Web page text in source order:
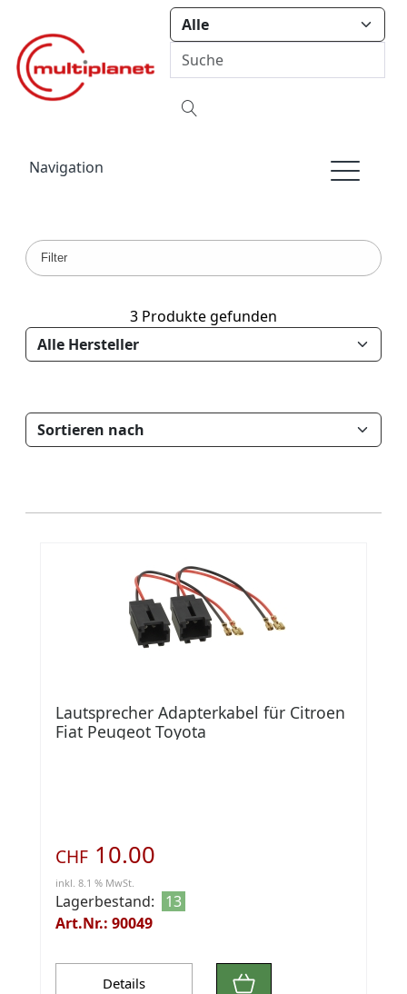
Navigation
Filter
3 Produkte gefunden
Lautsprecher Adapterkabel für Citroen
Fiat Peugeot Toyota
CHF 10.00
inkl. 8.1 % MwSt.
Lagerbestand:
13
Art.Nr.: 90049
Details